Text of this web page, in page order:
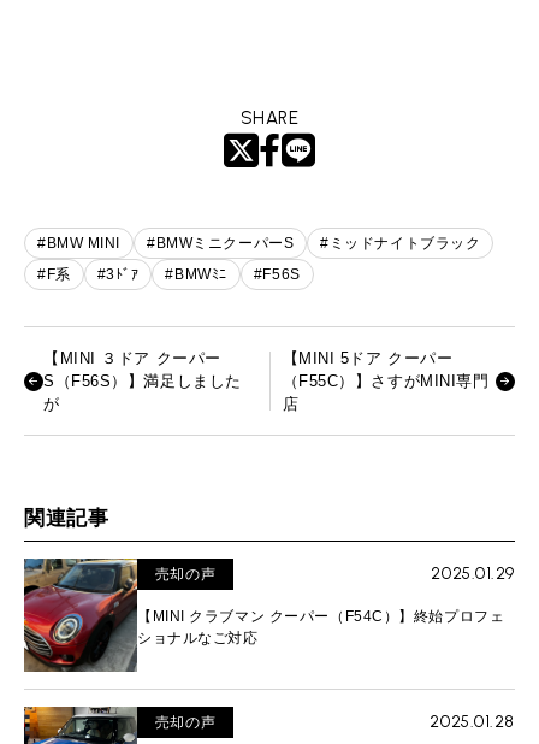
SHARE
#BMW MINI #BMWミニクーパーS
#ミッドナイトブラック
#F系
#3ﾄﾞｱ #BMWﾐﾆ #F56S
【MINI ３ドア クーパー
S（F56S）】満足しました
が
【MINI 5ドア クーパー
（F55C）】さすがMINI専門
店
関連記事
売却の声 2025.01.29
【MINI クラブマン クーパー（F54C）】終始プロフェ
ショナルなご対応
売却の声 2025.01.28